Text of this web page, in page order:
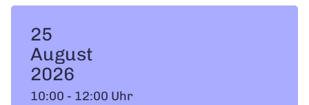
25
August
2026
10:00 - 12:00 Uhr